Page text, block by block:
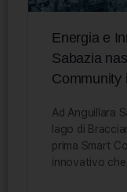
Energia e
Sabazia
Community
Ad Anguillara
lago di
prima Smart
innovativo